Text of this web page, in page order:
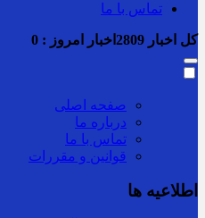
تماس با ما
کل اخبار اخبار امروز : 0
صفحه اصلی
درباره ما
تماس با ما
قوانین و مقررات
اطلاعیه ها